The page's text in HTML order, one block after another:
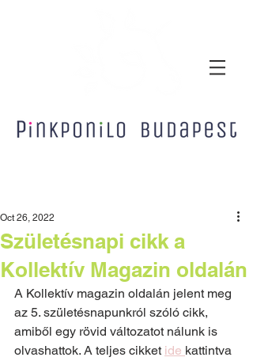
Születésnapi cikk a
Kollektív Magazin oldalán
Oct 26, 2022
A Kollektív magazin oldalán jelent meg
az 5. születésnapunkról szóló cikk,
amiből egy rövid változatot nálunk is
olvashattok. A teljes cikket ide kattintva